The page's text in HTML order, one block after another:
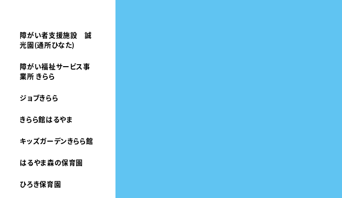
障がい者支援施設 誠
光園(通所ひなた)
障がい福祉サービス事
業所 きらら
ジョブきらら
きらら館はるやま
キッズガーデンきらら館
はるやま森の保育園
ひろき保育園